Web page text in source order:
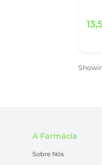
A Farmácia
Sobre Nós